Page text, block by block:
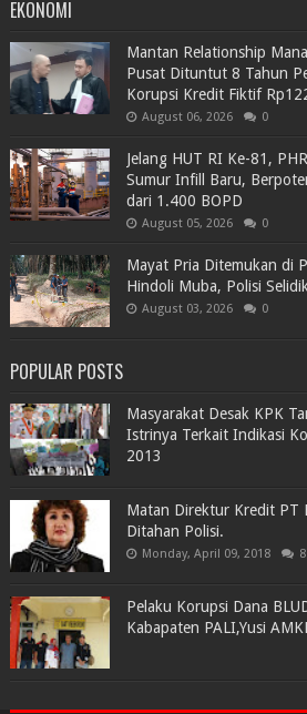
EKONOMI
Mantan Relationship
Pusat Dituntut 8 Tahun
Korupsi Kredit Fiktif
August 06, 2026 0
Jelang HUT RI Ke-81,
Sumur Infill Baru,
dari 1.400 BOPD
August 05, 2026 0
Mayat Pria Ditemukan di
Hindoli Muba, Polisi
August 03, 2026 0
POPULAR POSTS
Masyarakat Desak KPK
Istrinya Terkait Indikasi
2013
Matan Direktur Kredit PT
Ditahan Polisi.
Monday, April 09, 2018
Pelaku Korupsi Dana
Kabapaten PALI,Yusi